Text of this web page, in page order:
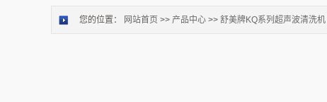
您的位置： 网站首页 >> 产品中心 >> 舒美牌KQ系列超声波清洗机